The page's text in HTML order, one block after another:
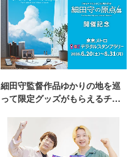
細田守監督作品ゆかりの地を巡
って限定グッズがもらえるチャ